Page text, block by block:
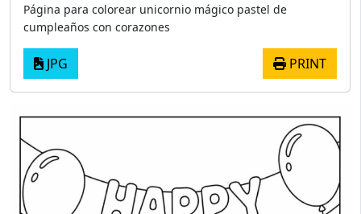
Página para colorear unicornio mágico pastel de
cumpleaños con corazones
JPG PRINT